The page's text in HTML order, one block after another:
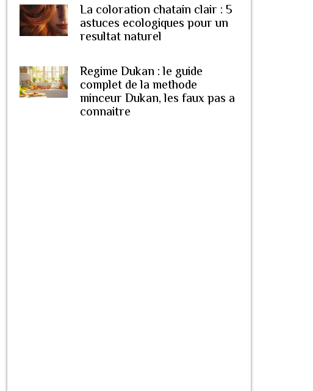
La coloration chatain clair : 5
astuces ecologiques pour un
resultat naturel
Regime Dukan : le guide
complet de la methode
minceur Dukan, les faux pas a
connaitre